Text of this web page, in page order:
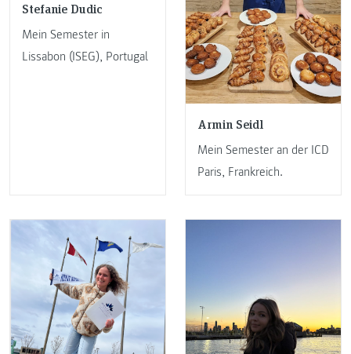
Stefanie Dudic
Mein Semester in
Lissabon (ISEG), Portugal
Armin Seidl
Mein Semester an der ICD
Paris, Frankreich.